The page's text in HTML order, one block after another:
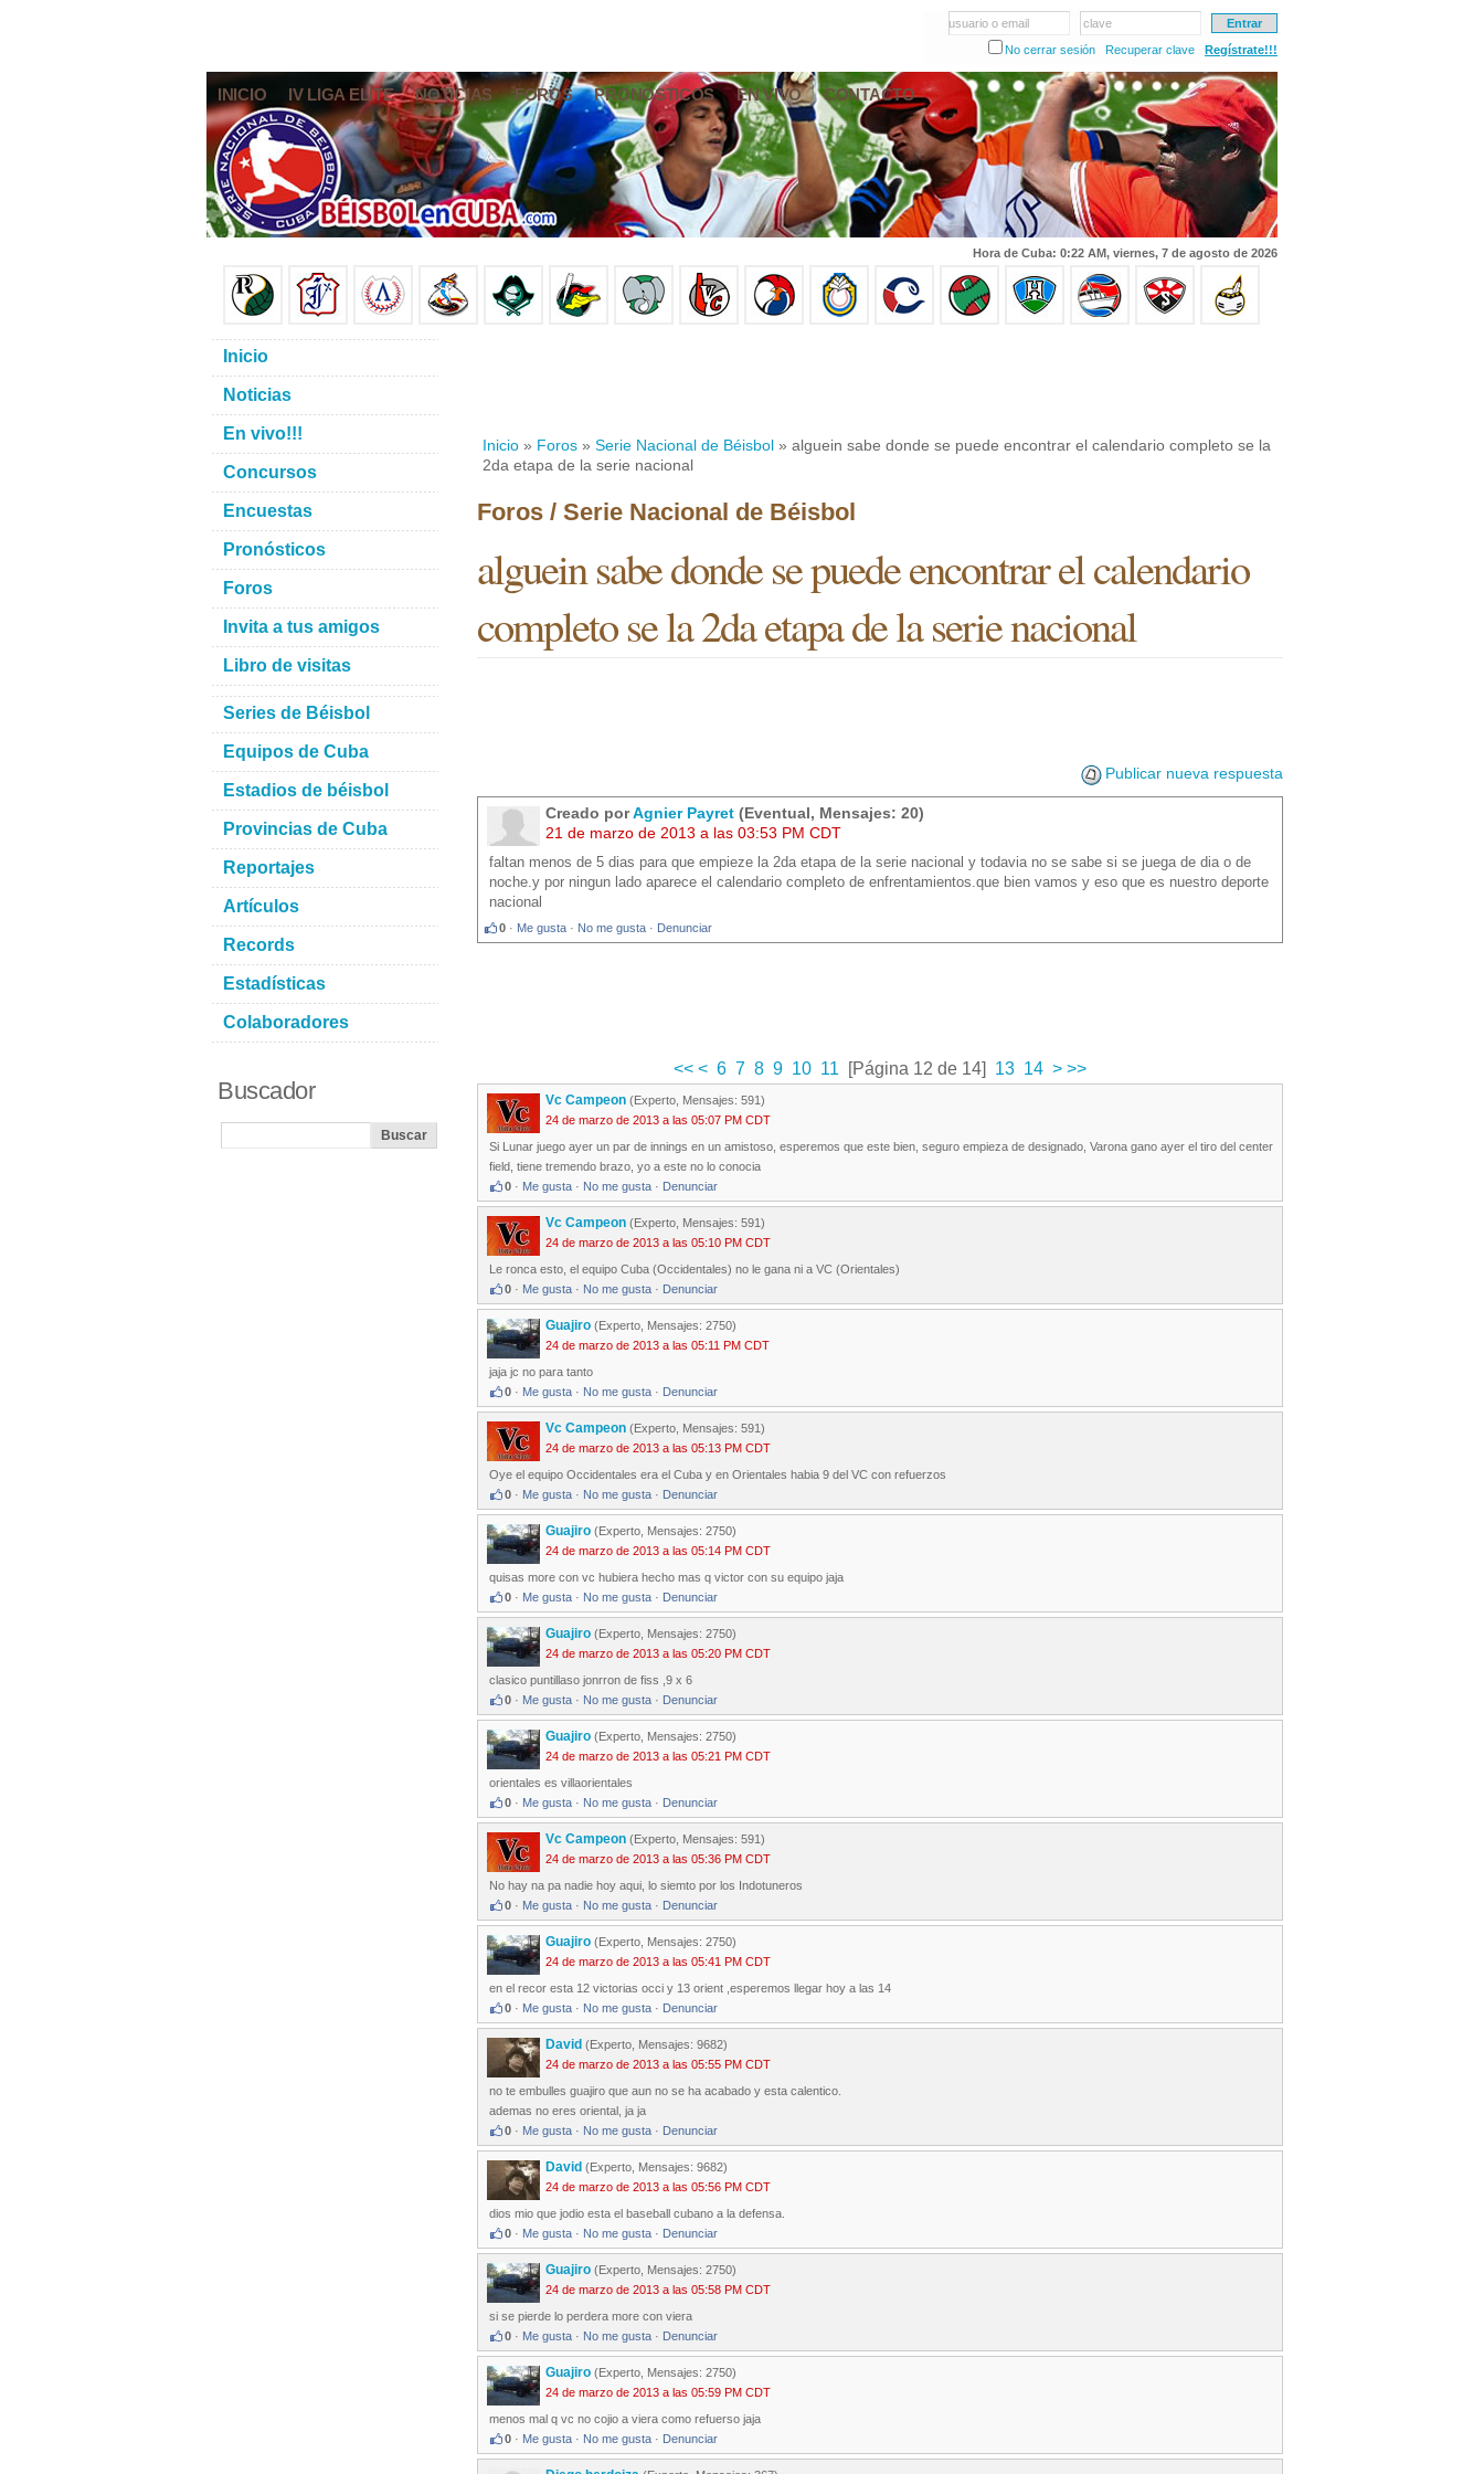
usuario o email
clave
No cerrar sesión
Recuperar clave Regístrate!!!
INICIO IV LIGA ELITE NOTICIAS FOROS PRONÓSTICOS EN VIVO CONTACTO
Hora de Cuba: 0:22 AM, viernes, 7 de agosto de 2026
Inicio » Foros » Serie Nacional de Béisbol » alguein sabe donde se puede encontrar el calendario completo se la
2da etapa de la serie nacional
Foros / Serie Nacional de Béisbol
alguein sabe donde se puede encontrar el calendario
completo se la 2da etapa de la serie nacional
Publicar nueva respuesta
Creado porAgnier Payret (Eventual, Mensajes: 20)
21 de marzo de 2013 a las 03:53 PM CDT
faltan menos de 5 dias para que empieze la 2da etapa de la serie nacional y todavia no se sabe si se juega de dia o de
noche.y por ningun lado aparece el calendario completo de enfrentamientos.que bien vamos y eso que es nuestro deporte
nacional
0 · Me gusta · No me gusta · Denunciar
<< < 6 7 8 9 10 11 [Página 12 de 14] 13 14 > >>
Vc Campeon (Experto, Mensajes: 591)
24 de marzo de 2013 a las 05:07 PM CDT
Si Lunar juego ayer un par de innings en un amistoso, esperemos que este bien, seguro empieza de designado, Varona gano ayer el tiro del center
field, tiene tremendo brazo, yo a este no lo conocia
0 · Me gusta · No me gusta · Denunciar
Vc Campeon (Experto, Mensajes: 591)
24 de marzo de 2013 a las 05:10 PM CDT
Le ronca esto, el equipo Cuba (Occidentales) no le gana ni a VC (Orientales)
0 · Me gusta · No me gusta · Denunciar
Guajiro (Experto, Mensajes: 2750)
24 de marzo de 2013 a las 05:11 PM CDT
jaja jc no para tanto
0 · Me gusta · No me gusta · Denunciar
Vc Campeon (Experto, Mensajes: 591)
24 de marzo de 2013 a las 05:13 PM CDT
Oye el equipo Occidentales era el Cuba y en Orientales habia 9 del VC con refuerzos
0 · Me gusta · No me gusta · Denunciar
Guajiro (Experto, Mensajes: 2750)
24 de marzo de 2013 a las 05:14 PM CDT
quisas more con vc hubiera hecho mas q victor con su equipo jaja
0 · Me gusta · No me gusta · Denunciar
Guajiro (Experto, Mensajes: 2750)
24 de marzo de 2013 a las 05:20 PM CDT
clasico puntillaso jonrron de fiss ,9 x 6
0 · Me gusta · No me gusta · Denunciar
Guajiro (Experto, Mensajes: 2750)
24 de marzo de 2013 a las 05:21 PM CDT
orientales es villaorientales
0 · Me gusta · No me gusta · Denunciar
Vc Campeon (Experto, Mensajes: 591)
24 de marzo de 2013 a las 05:36 PM CDT
No hay na pa nadie hoy aqui, lo siemto por los Indotuneros
0 · Me gusta · No me gusta · Denunciar
Guajiro (Experto, Mensajes: 2750)
24 de marzo de 2013 a las 05:41 PM CDT
en el recor esta 12 victorias occi y 13 orient ,esperemos llegar hoy a las 14
0 · Me gusta · No me gusta · Denunciar
David (Experto, Mensajes: 9682)
24 de marzo de 2013 a las 05:55 PM CDT
no te embulles guajiro que aun no se ha acabado y esta calentico.
ademas no eres oriental, ja ja
0 · Me gusta · No me gusta · Denunciar
David (Experto, Mensajes: 9682)
24 de marzo de 2013 a las 05:56 PM CDT
dios mio que jodio esta el baseball cubano a la defensa.
0 · Me gusta · No me gusta · Denunciar
Guajiro (Experto, Mensajes: 2750)
24 de marzo de 2013 a las 05:58 PM CDT
si se pierde lo perdera more con viera
0 · Me gusta · No me gusta · Denunciar
Guajiro (Experto, Mensajes: 2750)
24 de marzo de 2013 a las 05:59 PM CDT
menos mal q vc no cojio a viera como refuerso jaja
0 · Me gusta · No me gusta · Denunciar
Inicio
Noticias
En vivo!!!
Concursos
Encuestas
Pronósticos
Foros
Invita a tus amigos
Libro de visitas
Series de Béisbol
Equipos de Cuba
Estadios de béisbol
Provincias de Cuba
Reportajes
Artículos
Records
Estadísticas
Colaboradores
Buscador